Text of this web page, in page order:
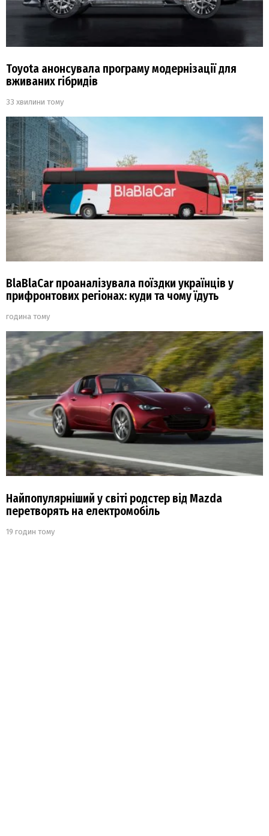
Toyota анонсувала програму модернізації для
вживаних гібридів
33 хвилини тому
BlaBlaCar проаналізувала поїздки українців у
прифронтових регіонах: куди та чому їдуть
година тому
Найпопулярніший у світі родстер від Mazda
перетворять на електромобіль
19 годин тому